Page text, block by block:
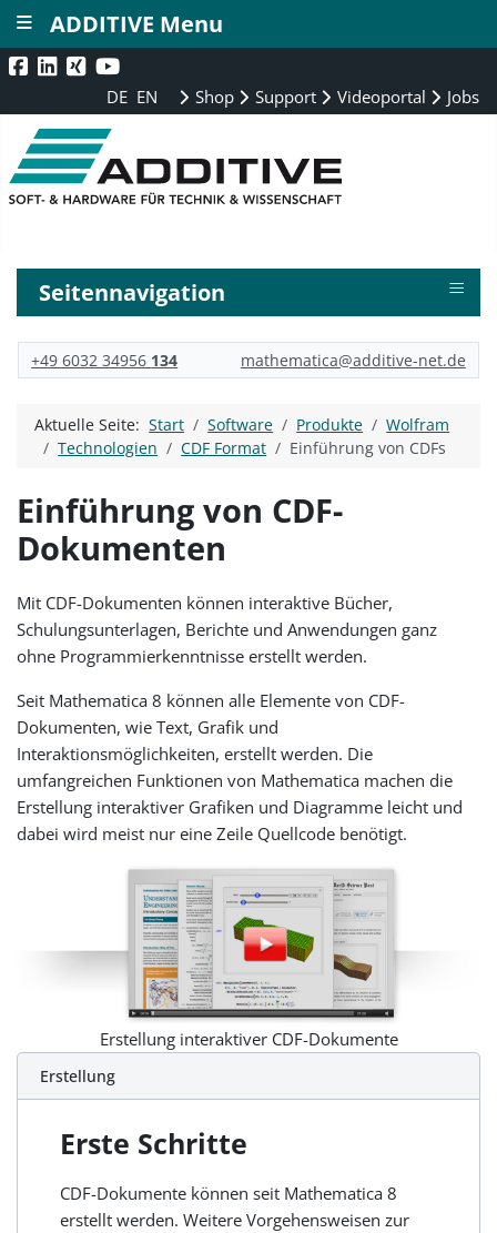
DE EN Shop Support Videoportal Jobs
Seitennavigation ≡
+49 6032 34956 134 mathematica@additive-net.de
Aktuelle Seite:Start Software Produkte
Wolfram
Technologien
CDF Format Einführung von CDFs
Einführung von CDF-
Dokumenten
Mit CDF-Dokumenten können interaktive Bücher,
Schulungsunterlagen, Berichte und Anwendungen ganz
ohne Programmierkenntnisse erstellt werden.
Seit Mathematica 8 können alle Elemente von CDF-
Dokumenten, wie Text, Grafik und
Interaktionsmöglichkeiten, erstellt werden. Die
umfangreichen Funktionen von Mathematica machen die
Erstellung interaktiver Grafiken und Diagramme leicht und
dabei wird meist nur eine Zeile Quellcode benötigt.
Erstellung interaktiver CDF-Dokumente
Erstellung
Erste Schritte
CDF-Dokumente können seit Mathematica 8
erstellt werden. Weitere Vorgehensweisen zur
ADDITIVE Menu
≡